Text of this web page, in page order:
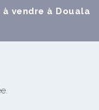
à vendre à Douala